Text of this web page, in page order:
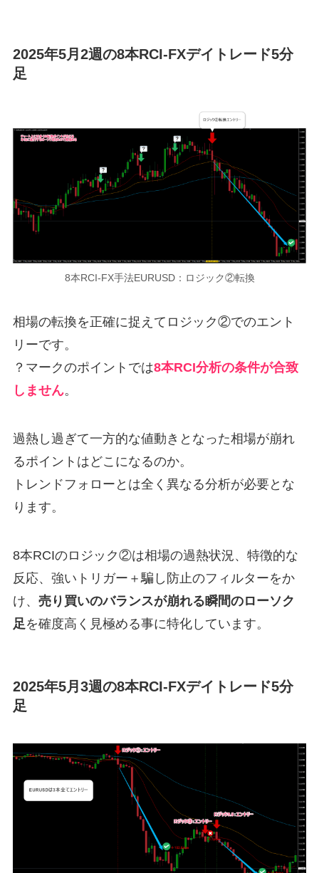
2025年5月2週の8本RCI-FXデイトレード5分
足
8本RCI-FX手法EURUSD：ロジック②転換
相場の転換を正確に捉えてロジック②でのエント
リーです。
？マークのポイントでは8本RCI分析の条件が合致
しません。
過熱し過ぎて一方的な値動きとなった相場が崩れ
るポイントはどこになるのか。
トレンドフォローとは全く異なる分析が必要とな
ります。
8本RCIのロジック②は相場の過熱状況、特徴的な
反応、強いトリガー＋騙し防止のフィルターをか
け、 売り買いのバランスが崩れる瞬間のローソク
足 を確度高く見極める事に特化しています。
2025年5月3週の8本RCI-FXデイトレード5分
足